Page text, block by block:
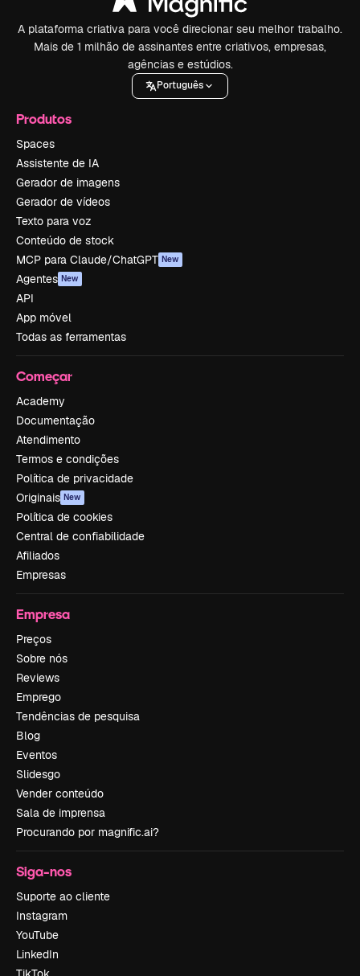
A plataforma criativa para você direcionar seu melhor trabalho.
Mais de 1 milhão de assinantes entre criativos, empresas,
agências e estúdios.
Português
Produtos
Spaces
Assistente de IA
Gerador de imagens
Gerador de vídeos
Texto para voz
Conteúdo de stock
MCP para Claude/ChatGPT New
Agentes New
API
App móvel
Todas as ferramentas
Começar
Academy
Documentação
Atendimento
Termos e condições
Política de privacidade
Originais New
Política de cookies
Central de confiabilidade
Afiliados
Empresas
Empresa
Preços
Sobre nós
Reviews
Emprego
Tendências de pesquisa
Blog
Eventos
Slidesgo
Vender conteúdo
Sala de imprensa
Procurando por magnific.ai?
Siga-nos
Suporte ao cliente
Instagram
YouTube
LinkedIn